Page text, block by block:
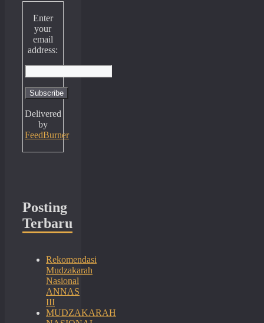
Enter
your
email
address:
Delivered
by
FeedBurner
Posting
Terbaru
Rekomendasi
Mudzakarah
Nasional
ANNAS
III
MUDZAKARAH